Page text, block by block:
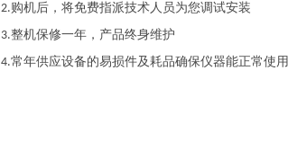
2.购机后，将免费指派技术人员为您调试安装
3.整机保修一年，产品终身维护
4.常年供应设备的易损件及耗品确保仪器能正常使用